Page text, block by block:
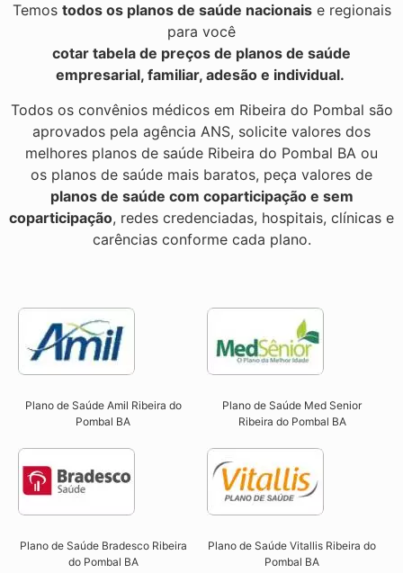
Temos todos os planos de saúde nacionaise regionais
para você
cotar tabela de preços de planos de saúde
empresarial, familiar, adesão e individual.
Todos os convênios médicos em Ribeira do Pombal são
aprovados pela agência ANS, solicite valores dos
melhores planos de saúde Ribeira do Pombal BA ou
os planos de saúde mais baratos, peça valores de
planos de saúde com coparticipação e sem
coparticipação, redes credenciadas, hospitais, clínicas e
carências conforme cada plano.
Plano de Saúde Amil Ribeira do
Pombal BA
Plano de Saúde Med Senior
Ribeira do Pombal BA
Plano de Saúde Bradesco Ribeira
do Pombal BA
Plano de Saúde Vitallis Ribeira do
Pombal BA